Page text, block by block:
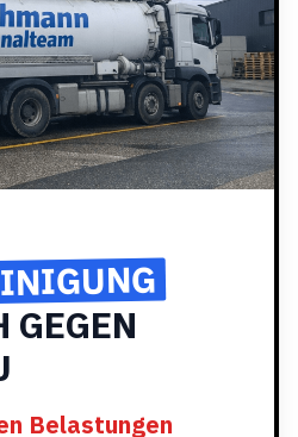
GEGEN
Belastungen